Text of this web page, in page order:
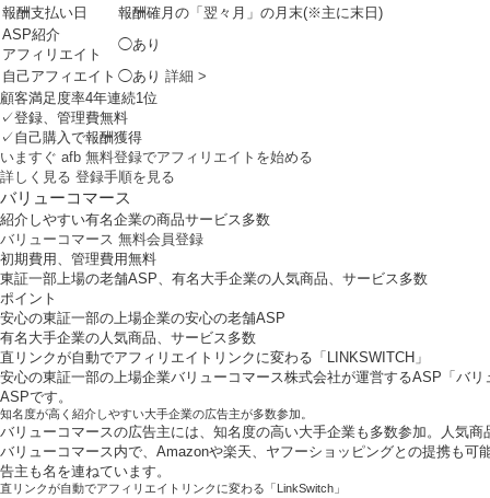
報酬支払い日
報酬確月の「翌々月」の月末(※主に末日)
ASP紹介
アフィリエイト
◯あり
自己アフィエイト ◯あり 詳細 >
顧客満足度率4年連続1位
✓登録、管理費無料
✓自己購入で報酬獲得
いますぐ afb 無料登録でアフィリエイトを始める
詳しく見る 登録手順を見る
バリューコマース
紹介しやすい有名企業の商品サービス多数
バリューコマース 無料会員登録
初期費用、管理費用無料
東証一部上場の老舗ASP、有名大手企業の人気商品、サービス多数
ポイント
安心の東証一部の上場企業の安心の老舗ASP
有名大手企業の人気商品、サービス多数
直リンクが自動でアフィリエイトリンクに変わる「LINKSWITCH」
安心の東証一部の上場企業バリューコマース株式会社が運営するASP「バ
ASPです。
知名度が高く紹介しやすい大手企業の広告主が多数参加。
バリューコマースの広告主には、知名度の高い大手企業も多数参加。人気
バリューコマース内で、Amazonや楽天、ヤフーショッピングとの提携も
告主も名を連ねています。
直リンクが自動でアフィリエイトリンクに変わる「LinkSwitch」